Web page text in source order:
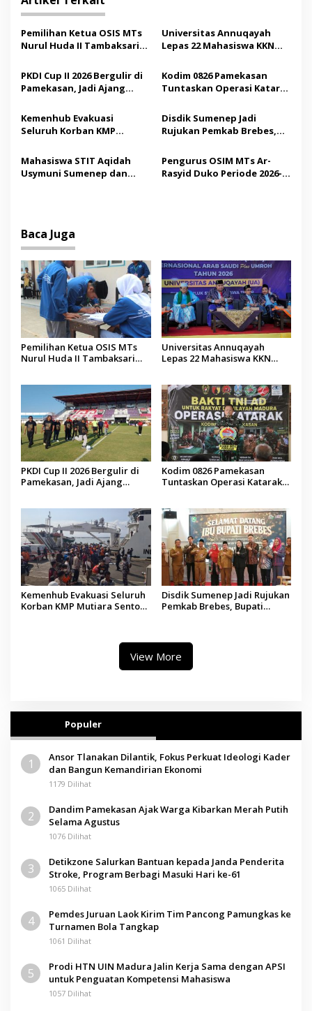
g
a
s
i
p
o
s
Pemilihan Ketua OSIS MTs
Nurul Huda II Tambaksari
Demokrasi bagi Siswa
Universitas Annuqayah
Lepas 22 Mahasiswa KKN
Saudi
PKDI Cup II 2026 Bergulir di
Pamekasan, Jadi Ajang
Madura
Kodim 0826 Pamekasan
Tuntaskan Operasi Katarak
Tindakan Medis
Kemenhub Evakuasi
Seluruh Korban KMP
Operator Diaudit
Disdik Sumenep Jadi
Rujukan Pemkab Brebes,
Pendidikan Berbasis
Budaya
Mahasiswa STIT Aqidah
Usymuni Sumenep dan
Pengurus OSIM MTs Ar-
Rasyid Duko Periode 2026-
Baca Juga
Pemilihan Ketua OSIS MTs
Nurul Huda II Tambaksari
Universitas Annuqayah
Lepas 22 Mahasiswa KKN
PKDI Cup II 2026 Bergulir di
Pamekasan, Jadi Ajang
Kodim 0826 Pamekasan
Tuntaskan Operasi Katarak
Kemenhub Evakuasi Seluruh
Korban KMP Mutiara Sentosa
Disdik Sumenep Jadi Rujukan
Pemkab Brebes, Bupati
View More
Populer
1
Ansor Tlanakan Dilantik, Fokus Perkuat Ideologi Kader
dan Bangun Kemandirian Ekonomi
1179 Dilihat
2
Dandim Pamekasan Ajak Warga Kibarkan Merah Putih
Selama Agustus
1076 Dilihat
3
Detikzone Salurkan Bantuan kepada Janda Penderita
Stroke, Program Berbagi Masuki Hari ke-61
1065 Dilihat
4
Pemdes Juruan Laok Kirim Tim Pancong Pamungkas ke
Turnamen Bola Tangkap
1061 Dilihat
5
Prodi HTN UIN Madura Jalin Kerja Sama dengan APSI
untuk Penguatan Kompetensi Mahasiswa
1057 Dilihat